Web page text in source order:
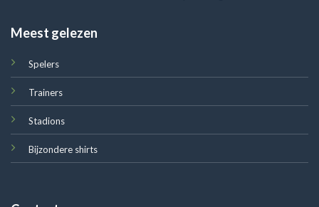
Meest gelezen
Spelers
Trainers
Stadions
Bijzondere shirts